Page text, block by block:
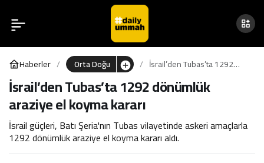
Haberler Orta Doğu
İsrail’den Tubas’ta 1292
dönümlük araziye el koyma
kararı
İsrail’den Tubas’ta 1292 dönümlük
araziye el koyma kararı
İsrail güçleri, Batı Şeria'nın Tubas vilayetinde askeri amaçlarla
1292 dönümlük araziye el koyma kararı aldı.
ABD’den İran takımına
“maç günü” vizesi
Paylaş